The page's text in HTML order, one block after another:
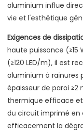
aluminium influe
vie et l'esthétique
Exigences de
haute puissance
(≥120 LED/m), il est
aluminium à rainures
épaisseur de paroi ≥2
thermique efficace
du circuit imprimé en
efficacement la